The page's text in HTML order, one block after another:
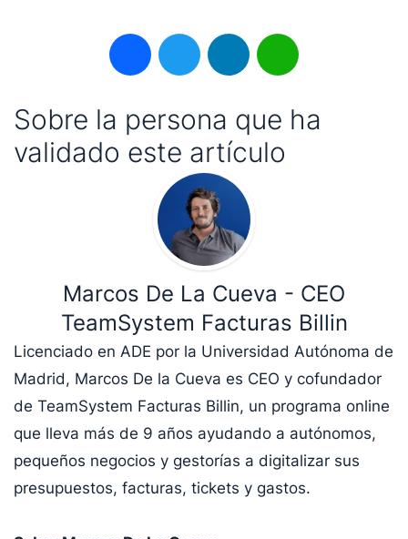
FacebookTwitterLinkedInWhatsApp
Sobre la persona que ha
validado este artículo
Marcos De La Cueva - CEO
TeamSystem Facturas Billin
Licenciado en ADE por la Universidad Autónoma de
Madrid, Marcos De la Cueva es CEO y cofundador
de TeamSystem Facturas Billin, un programa online
que lleva más de 9 años ayudando a autónomos,
pequeños negocios y gestorías a digitalizar sus
presupuestos, facturas, tickets y gastos.